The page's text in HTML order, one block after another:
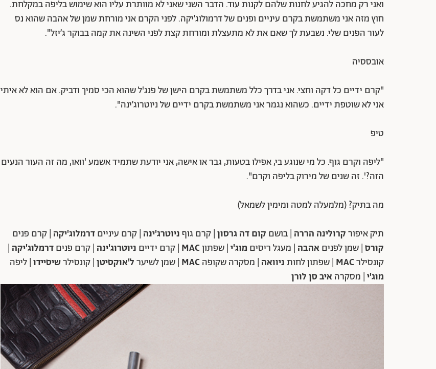
ואני רק מחכה להגיע לחנות שלהם לקנות עוד. הדבר השני שאני לא מוותרת עליו הוא שימוש בליפה במקלחת.
חוץ מזה אני משתמשת בקרם עיניים ופנים של דרמולוג׳יקה. לפני הקרם אני מורחת שמן של אהבה שהוא נס
לעור הפנים שלי. נשבעת לך שאם את לא מתעצלת ומורחת קצת לפני השינה את קמה בבוקר ג׳יזל".
אובססיה
"קרם ידיים כל דקה וחצי. אני בדרך כלל משתמשת בקרם הישן של פנג'ל שהוא הכי סמיך ודביק. אם הוא לא איתי
אני לא שוטפת ידיים. כשהוא נגמר אני משתמשת בקרם ידיים של ניוטרוג׳ינה".
טיפ
"ליפה וקרם גוף. כל מי שנוגע בי, אפילו בטעות, גבר או אישה, אני יודעת שתמיד אשמע 'וואו, מה זה העור הנעים
הזה?'. זה שנים של מירוק בליפה וקרם".
מה בתיק? (מלמעלה למטה ומימין לשמאל)
תיק איפורקרולינה הררה | בושם קום דה גרסון| קרם גוףניוטרג'ינה | קרם עינייםדרמלוג'יקה | קרם פנים
קורס| שמן לפניםאהבה | מעגל ריסים מוג'י| שפתוןMAC | קרם ידיים ניוטרוג'ינה | קרם פניםדרמלוג'יקה |
קונסילרMAC | שפתון לחותניוואה | מסקרה שקופה MAC | שמן לשיערל'אוקסיטן| קונסילרשיסיידו| ליפה
מוג'י| מסקרהאיב סן לורן